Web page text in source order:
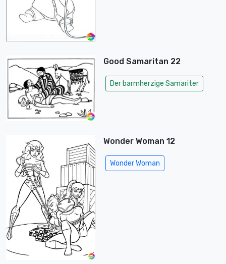
Good Samaritan 22
Der barmherzige Samariter
Wonder Woman 12
Wonder Woman